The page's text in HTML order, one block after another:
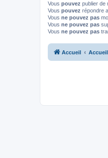
Vous pouvez publier de
Vous pouvez répondre
Vous ne pouvez pas
Vous ne pouvez pas
Vous ne pouvez pas
Accueil